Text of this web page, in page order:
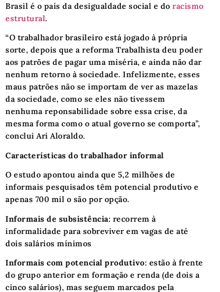
Brasil é o país da desigualdade social e do racismo
estrutural.
“O trabalhador brasileiro está jogado à própria
sorte, depois que a reforma Trabalhista deu poder
aos patrões de pagar uma miséria, e ainda não dar
nenhum retorno à sociedade. Infelizmente, esses
maus patrões não se importam de ver as mazelas
da sociedade, como se eles não tivessem
nenhuma reponsabilidade sobre essa crise, da
mesma forma como o atual governo se comporta”,
conclui Ari Aloraldo.
Características do trabalhador informal
O estudo apontou ainda que 5,2 milhões de
informais pesquisados têm potencial produtivo e
apenas 700 mil o são por opção.
Informais de subsistência: recorrem à
informalidade para sobreviver em vagas de até
dois salários mínimos
Informais com potencial produtivo: estão à frente
do grupo anterior em formação e renda (de dois a
cinco salários), mas seguem marcados pela